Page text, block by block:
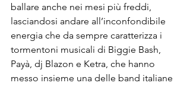
ballare anche nei mesi più freddi,
lasciandosi andare all’inconfondibile
energia che da sempre caratterizza i
tormentoni musicali di Biggie Bash,
Payà, dj Blazon e Ketra, che hanno
messo insieme una delle band italiane